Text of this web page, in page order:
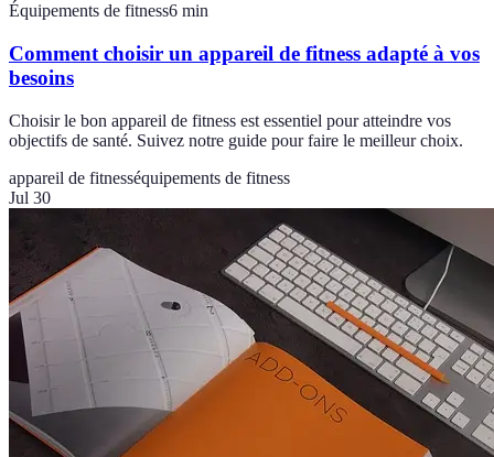
Équipements de fitness6 min
Comment choisir un appareil de fitness adapté à vos
besoins
Choisir le bon appareil de fitness est essentiel pour atteindre vos
objectifs de santé. Suivez notre guide pour faire le meilleur choix.
appareil de fitnesséquipements de fitness
Jul 30